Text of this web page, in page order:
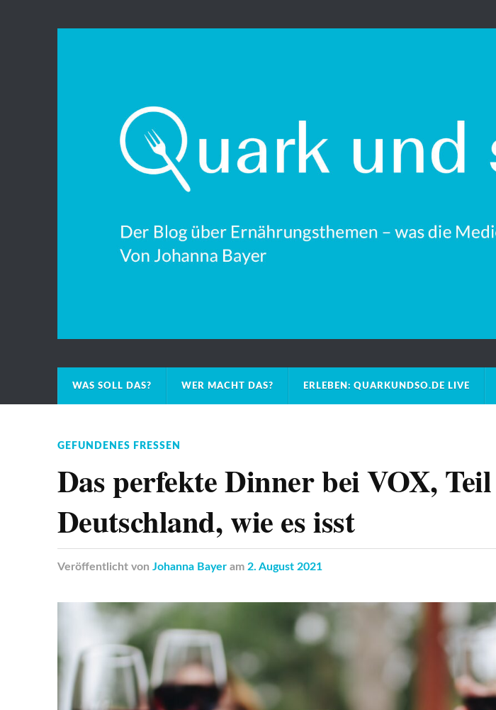
WAS SOLL DAS? WER MACHT DAS? ERLEBEN: QUARKUNDSO.DE LIVE
GEFUNDENES FRESSEN
Das perfekte Dinner bei VOX,
Deutschland, wie es isst
Veröffentlicht von Johanna Bayer am 2. August 2021